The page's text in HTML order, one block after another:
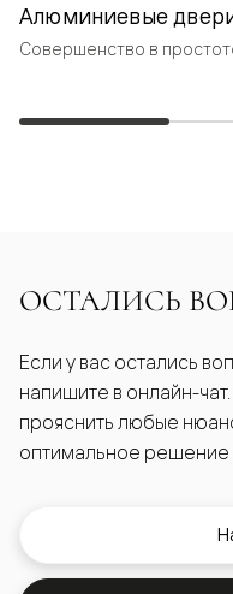
Алюминиевые
Совершенство в
ОСТАЛИСЬ
Если у вас остались
напишите в онлайн-
прояснить любые
оптимальное решение